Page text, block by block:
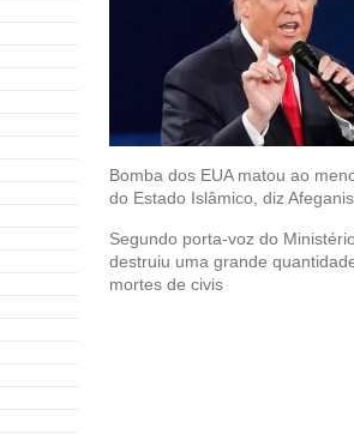
Bomba dos EUA matou ao
do Estado Islâmico, diz
Segundo porta-voz do
destruiu uma grande
mortes de civis